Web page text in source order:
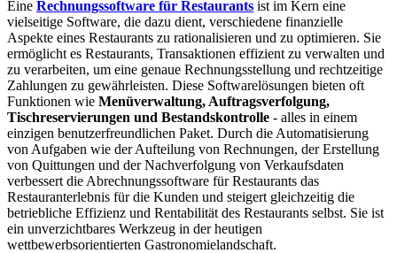
Eine Rechnungssoftware für Restaurants ist im Kern eine
vielseitige Software, die dazu dient, verschiedene finanzielle
Aspekte eines Restaurants zu rationalisieren und zu optimieren. Sie
ermöglicht es Restaurants, Transaktionen effizient zu verwalten und
zu verarbeiten, um eine genaue Rechnungsstellung und rechtzeitige
Zahlungen zu gewährleisten. Diese Softwarelösungen bieten oft
Funktionen wie Menüverwaltung, Auftragsverfolgung,
Tischreservierungen und Bestandskontrolle - alles in einem
einzigen benutzerfreundlichen Paket. Durch die Automatisierung
von Aufgaben wie der Aufteilung von Rechnungen, der Erstellung
von Quittungen und der Nachverfolgung von Verkaufsdaten
verbessert die Abrechnungssoftware für Restaurants das
Restauranterlebnis für die Kunden und steigert gleichzeitig die
betriebliche Effizienz und Rentabilität des Restaurants selbst. Sie ist
ein unverzichtbares Werkzeug in der heutigen
wettbewerbsorientierten Gastronomielandschaft.